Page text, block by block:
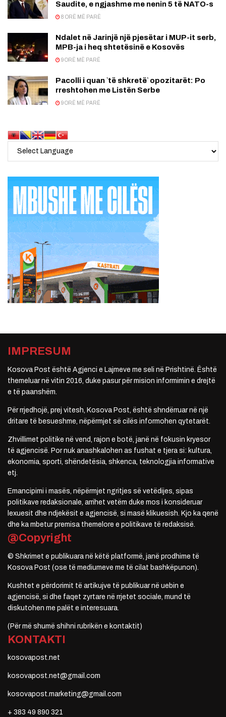
Saudite, e ngjashme me nenin 5 të NATO-s
8 ORË MË PARË
Ndalet në Jarinjë një pjesëtar i MUP-it serb,
MPB-ja i heq shtetësinë e Kosovës
9 ORË MË PARË
Pacolli i quan `të shkretë` opozitarët: Po
rreshtohen me Listën Serbe
9 ORË MË PARË
IMPRESUM
Kosova Post është Agjenci e Lajmeve me seli në Prishtinë. Është
themeluar në vitin 2016, duke pasur për mision informimin e drejtë
e të paanshëm.
Për rrjedhojë, prej vitesh, Kosova Post, është shndërruar në një
dritare të besueshme, nëpërmjet së cilës informohen qytetarët.
Zhvillimet politike në vend, rajon e botë, janë në fokusin kryesor
të agjencisë. Por nuk anashkalohen as fushat e tjera si: kultura,
ekonomia, sporti, shëndetësia, shkenca, teknologjia informative
etj.
Emancipimi i masës, nëpërmjet ngritjes së vetëdijes, sipas
politikave redaksionale, arrihet vetëm duke mos i konsideruar
lexuesit dhe ndjekësit e agjencisë, si masë klikuesish. Kjo ka qenë
dhe ka mbetur premisa themelore e politikave të redaksisë.
@Copyright
© Shkrimet e publikuara në këtë platformë, janë prodhime të
Kosova Post (ose të mediumeve me të cilat bashkëpunon).
Kushtet e përdorimit të artikujve të publikuar në uebin e
agjencisë, si dhe faqet zyrtare në rrjetet sociale, mund të
diskutohen me palët e interesuara.
(Për më shumë shihni rubrikën e kontaktit)
KONTAKTI
kosovapost.net
kosovapost.net@gmail.com
kosovapost.marketing@gmail.com
+ 383 49 890 321